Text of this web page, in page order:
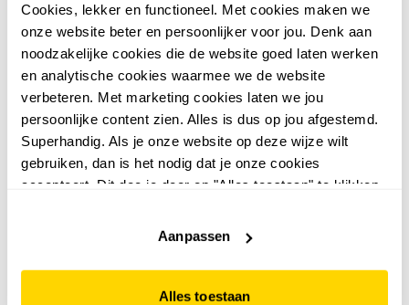
Cookies, lekker en functioneel. Met cookies maken we
onze website beter en persoonlijker voor jou. Denk aan
noodzakelijke cookies die de website goed laten werken
en analytische cookies waarmee we de website
verbeteren. Met marketing cookies laten we jou
persoonlijke content zien. Alles is dus op jou afgestemd.
Superhandig. Als je onze website op deze wijze wilt
gebruiken, dan is het nodig dat je onze cookies
accepteert. Dit doe je door op "Alles toestaan" te klikken.
website niet optimaal functioneert.
Aanpassen
Alles toestaan